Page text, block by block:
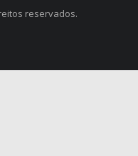
reservados.